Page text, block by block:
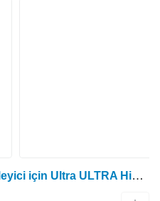
Manitou 626 | 628 tarım yükleyici için Ultra ULTRA Hidrolik Pompa – Manitou 626 | 628